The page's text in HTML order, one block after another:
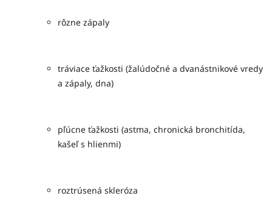
rôzne zápaly
tráviace ťažkosti (žalúdočné a dvanástnikové vredy
a zápaly, dna)
pľúcne ťažkosti (astma, chronická bronchitída,
kašeľ s hlienmi)
roztrúsená skleróza